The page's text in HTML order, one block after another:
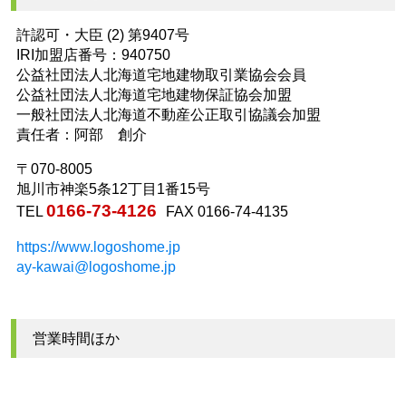
許認可・大臣 (2) 第9407号
IRI加盟店番号：940750
公益社団法人北海道宅地建物取引業協会会員
公益社団法人北海道宅地建物保証協会加盟
一般社団法人北海道不動産公正取引協議会加盟
責任者：阿部 創介
〒070-8005
旭川市神楽5条12丁目1番15号
TEL 0166-73-4126 FAX 0166-74-4135
https://www.logoshome.jp
ay-kawai@logoshome.jp
営業時間ほか